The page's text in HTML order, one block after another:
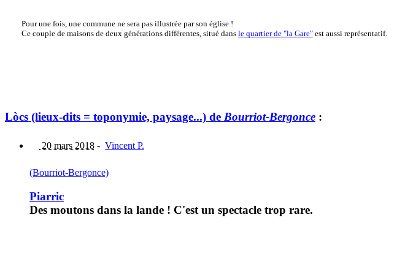
Pour une fois, une commune ne sera pas illustrée par son église !
Ce couple de maisons de deux générations différentes, situé dans le quartier de "la Gare"est aussi représentatif.
Lòcs (lieux-dits = toponymie, paysage...) de Bourriot-Bergonce :
20 mars 2018 - Vincent P.
(Bourriot-Bergonce)
Piarric
Des moutons dans la lande ! C'est un spectacle trop rare.